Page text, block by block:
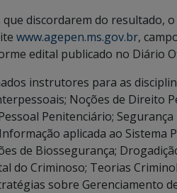
que discordarem do resultado,
www.agepen.ms.gov.br,
edital publicado no Diário
instrutores para as
Noções de Direito
Penitenciário;
aplicada ao Sistema
de Biossegurança;
do Criminoso; Teorias
sobre Gerenciamento